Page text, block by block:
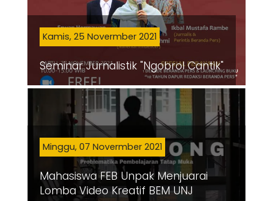
Kamis, 25 Novermber 2021
Seminar Jurnalistik "Ngobrol Cantik"
Minggu, 07 Novermber 2021
Mahasiswa FEB Unpak Menjuarai
Lomba Video Kreatif BEM UNJ